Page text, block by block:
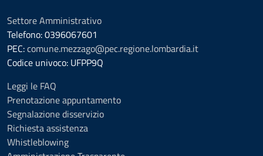
Settore Amministrativo
Telefono: 0396067601
PEC:comune.mezzago@pec.regione.lombardia.it
Codice univoco: UFPP9Q
Leggi le FAQ
Prenotazione appuntamento
Segnalazione disservizio
Richiesta assistenza
Whistleblowing